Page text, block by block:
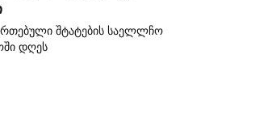
შტატების საელლჩო
დღეს